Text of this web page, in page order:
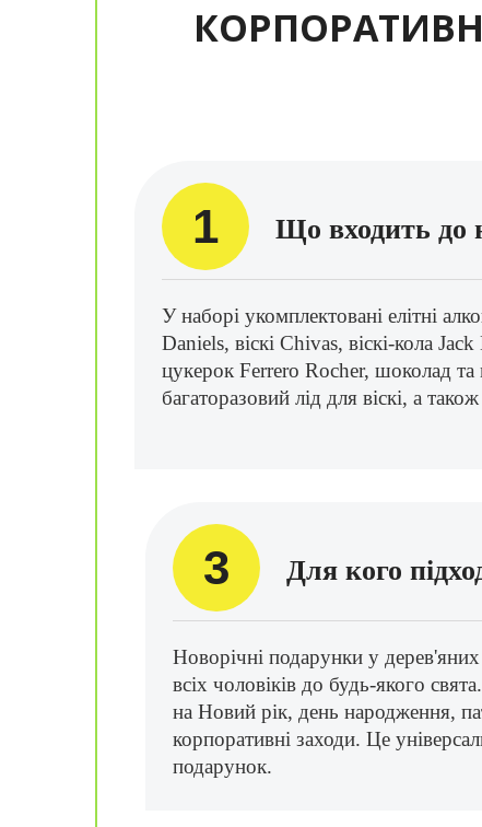
1 Що входить до
У наборі укомплектовані елітні
Daniels, віскі Chivas, віскі-кола
цукерок Ferrero Rocher, шоколад
багаторазовий лід для віскі, а
3 Для кого
Новорічні подарунки у
всіх чоловіків до будь-якого
на Новий рік, день народження,
корпоративні заходи. Це
подарунок.